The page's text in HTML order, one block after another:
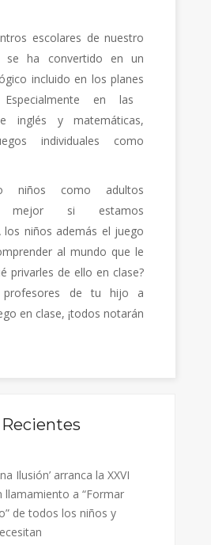
escolares de nuestro
se ha convertido en un
incluido en los planes
Especialmente en las
inglés y matemáticas,
individuales como
niños como adultos
mejor si estamos
niños además el juego
al mundo que le
privarles de ello en clase?
de tu hijo a
en clase, ¡todos notarán
Ilusión’ arranca la XXVI
llamamiento a “Formar
de todos los niños y